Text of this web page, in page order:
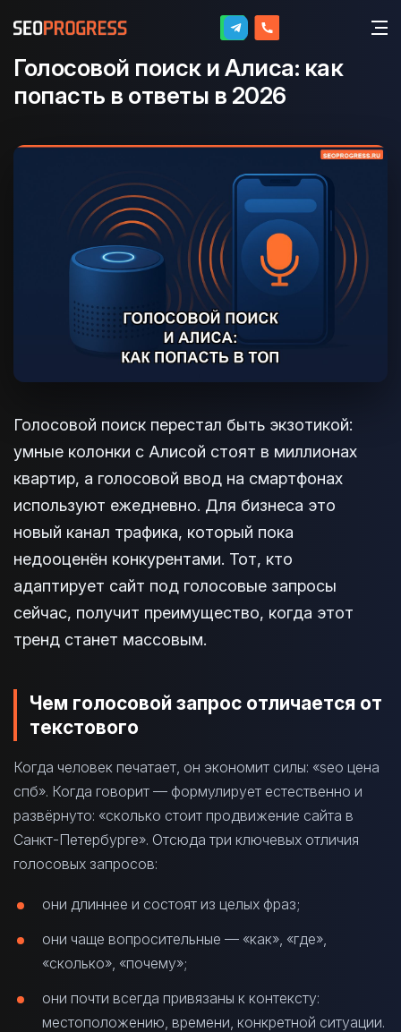
Голосовой поиск и Алиса: как
попасть в ответы в 2026
Голосовой поиск перестал быть экзотикой:
умные колонки с Алисой стоят в миллионах
квартир, а голосовой ввод на смартфонах
используют ежедневно. Для бизнеса это
новый канал трафика, который пока
недооценён конкурентами. Тот, кто
адаптирует сайт под голосовые запросы
сейчас, получит преимущество, когда этот
тренд станет массовым.
Чем голосовой запрос отличается от
текстового
Когда человек печатает, он экономит силы: «seo цена
спб». Когда говорит — формулирует естественно и
развёрнуто: «сколько стоит продвижение сайта в
Санкт-Петербурге». Отсюда три ключевых отличия
голосовых запросов:
они длиннее и состоят из целых фраз;
они чаще вопросительные — «как», «где»,
«сколько», «почему»;
они почти всегда привязаны к контексту:
местоположению, времени, конкретной ситуации.